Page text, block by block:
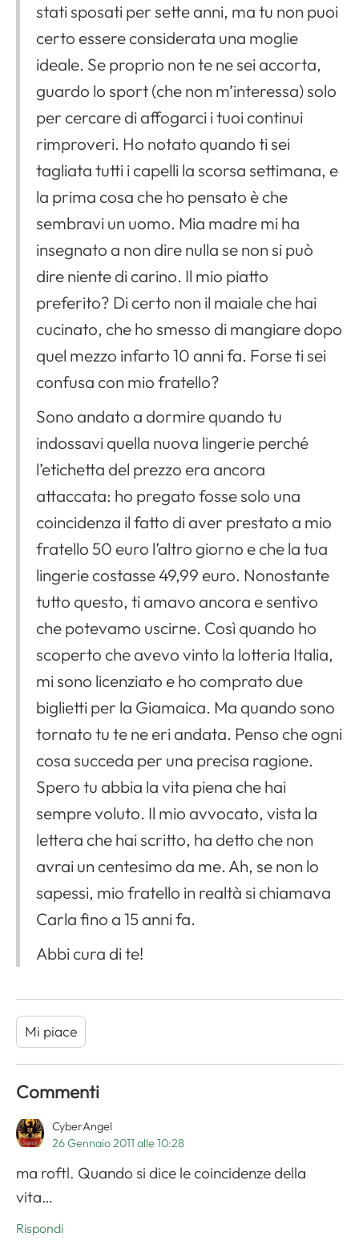
stati sposati per sette anni, ma tu non puoi
certo essere considerata una moglie
ideale. Se proprio non te ne sei accorta,
guardo lo sport (che non m’interessa) solo
per cercare di affogarci i tuoi continui
rimproveri. Ho notato quando ti sei
tagliata tutti i capelli la scorsa settimana, e
la prima cosa che ho pensato è che
sembravi un uomo. Mia madre mi ha
insegnato a non dire nulla se non si può
dire niente di carino. Il mio piatto
preferito? Di certo non il maiale che hai
cucinato, che ho smesso di mangiare dopo
quel mezzo infarto 10 anni fa. Forse ti sei
confusa con mio fratello?
Sono andato a dormire quando tu
indossavi quella nuova lingerie perché
l’etichetta del prezzo era ancora
attaccata: ho pregato fosse solo una
coincidenza il fatto di aver prestato a mio
fratello 50 euro l’altro giorno e che la tua
lingerie costasse 49,99 euro. Nonostante
tutto questo, ti amavo ancora e sentivo
che potevamo uscirne. Così quando ho
scoperto che avevo vinto la lotteria Italia,
mi sono licenziato e ho comprato due
biglietti per la Giamaica. Ma quando sono
tornato tu te ne eri andata. Penso che ogni
cosa succeda per una precisa ragione.
Spero tu abbia la vita piena che hai
sempre voluto. Il mio avvocato, vista la
lettera che hai scritto, ha detto che non
avrai un centesimo da me. Ah, se non lo
sapessi, mio fratello in realtà si chiamava
Carla fino a 15 anni fa.
Abbi cura di te!
Mi piace
Commenti
CyberAngel
26 Gennaio 2011 alle 10:28
ma roftl. Quando si dice le coincidenze della
vita…
Rispondi
Apri il menu di navigazione